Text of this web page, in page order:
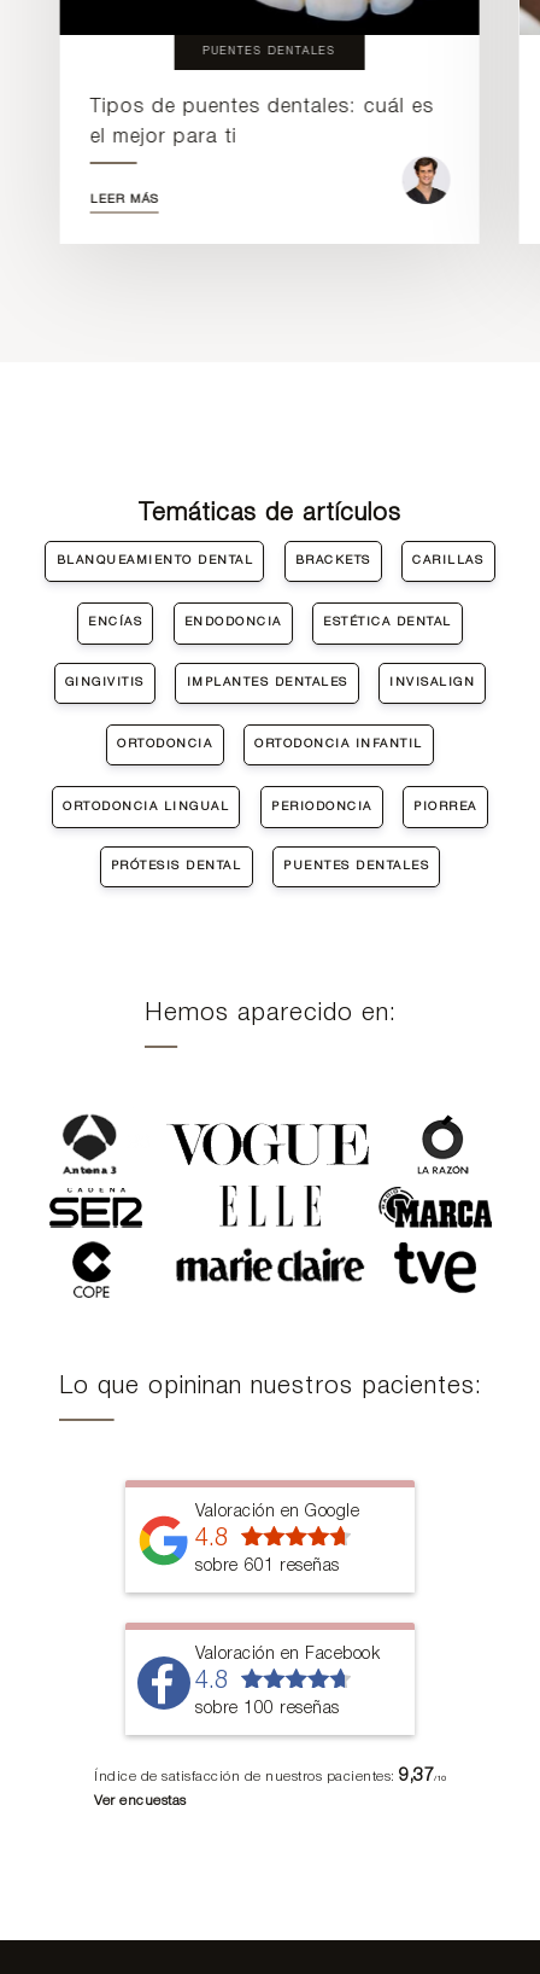
PUENTES DENTALES
Tipos de puentes dentales: cuál es
el mejor para ti
LEER MÁS
Temáticas de artículos
BLANQUEAMIENTO DENTAL BRACKETS CARILLAS
ENCÍAS ENDODONCIA ESTÉTICA DENTAL
GINGIVITIS IMPLANTES DENTALES INVISALIGN
ORTODONCIA ORTODONCIA INFANTIL
ORTODONCIA LINGUAL PERIODONCIA PIORREA
PRÓTESIS DENTAL PUENTES DENTALES
Hemos aparecido en:
Lo que opininan nuestros pacientes:
Valoración en Google
4.8
sobre 601 reseñas
Valoración en Facebook
4.8
sobre 100 reseñas
Índice de satisfacción de nuestros pacientes:9,37/10
Ver encuestas